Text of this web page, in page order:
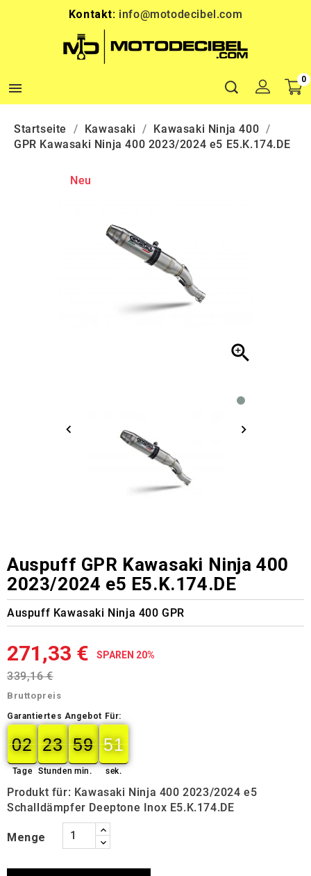
Kontakt: info@motodecibel.com

0
Startseite Kawasaki
Kawasaki Ninja 400
GPR Kawasaki Ninja 400 2023/2024 e5 E5.K.174.DE
Neu

Auspuff GPR Kawasaki Ninja 400
2023/2024 e5 E5.K.174.DE
Auspuff Kawasaki Ninja 400 GPR
271,33 € SPAREN 20%
339,16 €
Bruttopreis
Garantiertes Angebot Für:
02
02
00
Tage
23
23
00
Stunden
59
59
00
min.
50
50
51
sek.
Produkt für: Kawasaki Ninja 400 2023/2024 e5
Schalldämpfer Deeptone Inox E5.K.174.DE
Menge